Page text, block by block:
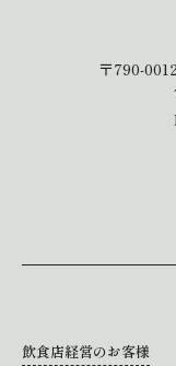
〒790-0012
飲食店経営のお客様